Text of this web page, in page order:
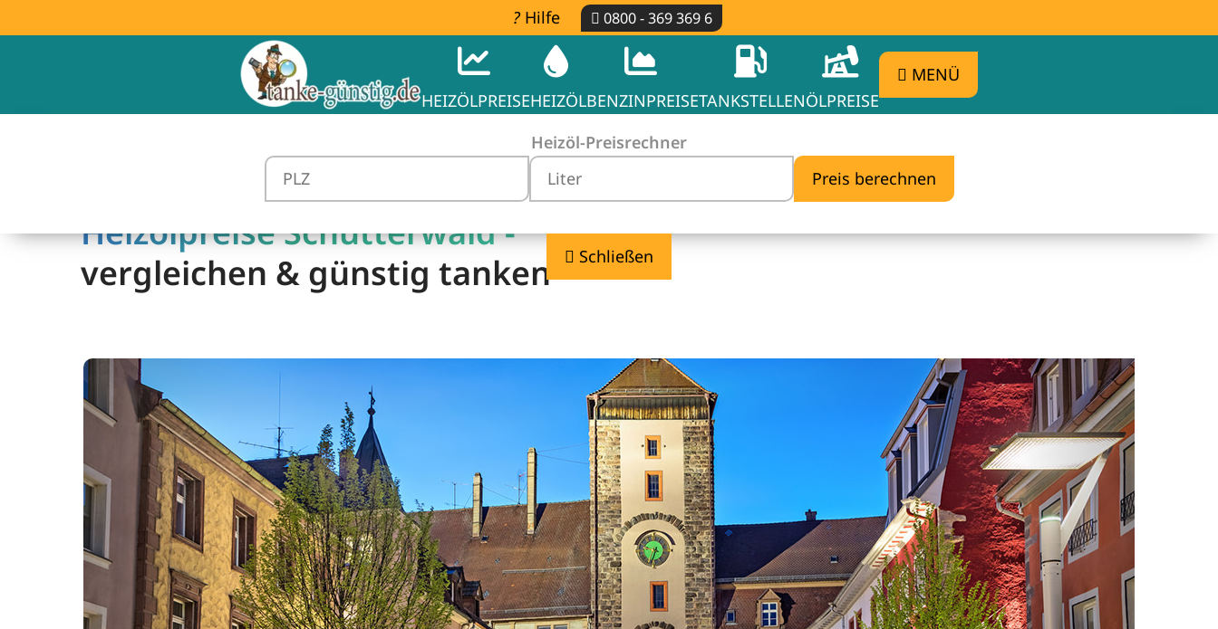
Hilfe 0800 - 369 369 6
HEIZÖLPREISEHEIZÖLBENZINPREISETANKSTELLENÖLPREISE
MENÜ
Heizöl-Preisrechner
Schließen
Heizölpreise Schutterwald -
vergleichen & günstig tanken